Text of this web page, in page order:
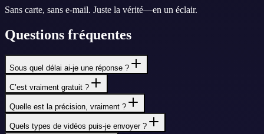
Sans carte, sans e-mail. Juste la vérité—en un éclair.
Questions fréquentes
Sous quel délai ai-je une réponse ?
C’est vraiment gratuit ?
Quelle est la précision, vraiment ?
Quels types de vidéos puis-je envoyer ?